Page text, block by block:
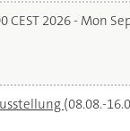
CEST 2026 - Mon
(08.08.-